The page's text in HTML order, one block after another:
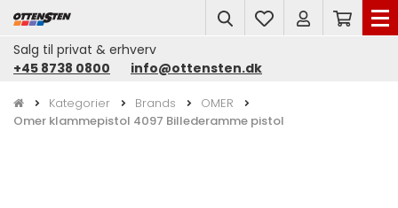
search
Salg til privat & erhverv
+45 8738 0800
info@ottensten.dk
Kategorier Brands
OMER
Omer klammepistol 4097 Billederamme pistol